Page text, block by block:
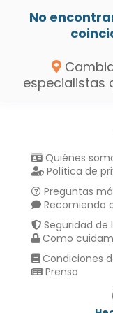
No
especialistas
Quiénes
Política de
Preguntas
Recomienda
Seguridad
Como
Condiciones
Prensa